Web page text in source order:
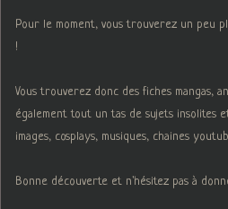
Pour le moment, vous trouverez un peu
!
Vous trouverez donc des fiches mangas,
également tout un tas de sujets insolites
images, cosplays, musiques, chaines
Bonne découverte et n'hésitez pas à